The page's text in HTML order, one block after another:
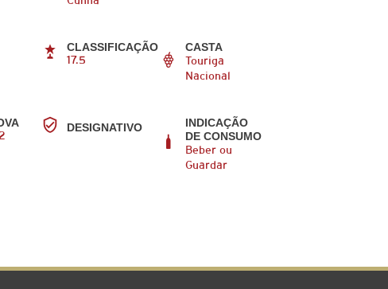
CLASSIFICAÇÃO
17.5
CASTA
Touriga
Nacional
DESIGNATIVO
INDICAÇÃO
DE CONSUMO
Beber ou
Guardar